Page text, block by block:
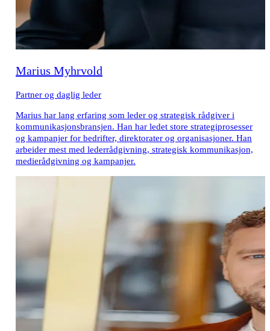
Marius Myhrvold
Partner og daglig leder
Marius har lang erfaring som leder og strategisk rådgiver i
kommunikasjonsbransjen. Han har ledet store strategiprosesser
og kampanjer for bedrifter, direktorater og organisasjoner. Han
arbeider mest med lederrådgivning, strategisk kommunikasjon,
medierådgivning og kampanjer.